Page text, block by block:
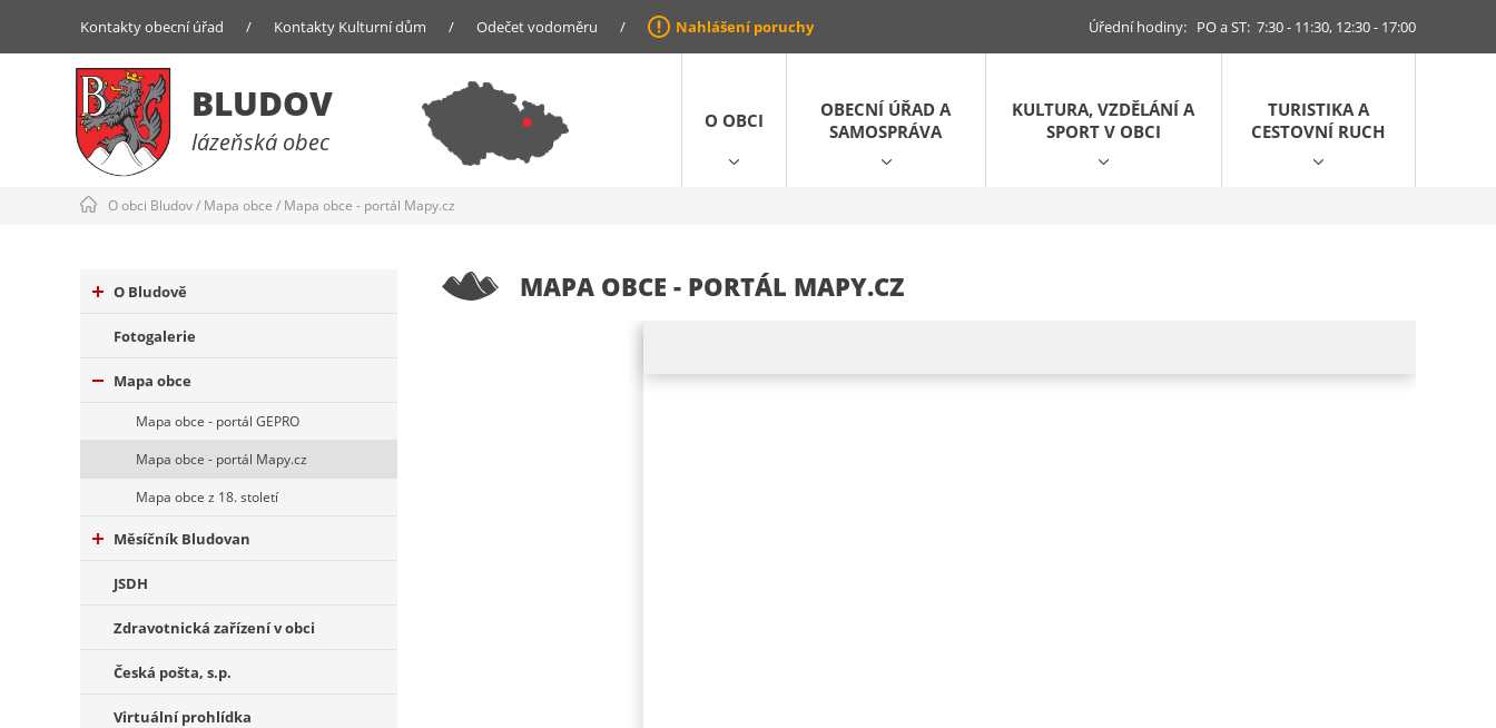
Kontakty obecní úřad / Kontakty Kulturní dům / Odečet vodoměru / Nahlášení poruchy Úřední hodiny: PO a ST: 7:30 - 11:30, 12:30 - 17:00
BLUDOV
lázeňská obec
O OBCI
OBECNÍ ÚŘAD A
SAMOSPRÁVA
KULTURA, VZDĚLÁNÍ A
SPORT V OBCI
TURISTIKA A
CESTOVNÍ RUCH
O obci Bludov/ Mapa obce / Mapa obce - portál Mapy.cz
O Bludově
Fotogalerie
Mapa obce
Mapa obce - portál GEPRO
Mapa obce - portál Mapy.cz
Mapa obce z 18. století
Měsíčník Bludovan
JSDH
Zdravotnická zařízení v obci
Česká pošta, s.p.
Virtuální prohlídka
MAPA OBCE - PORTÁL MAPY.CZ